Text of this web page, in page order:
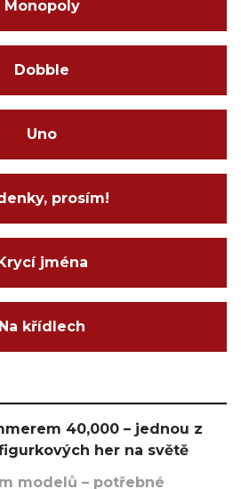
Monopoly
Dobble
Uno
prosím!
jména
Na křídlech
40,000 – jednou z
her na světě
modelů – potřebné